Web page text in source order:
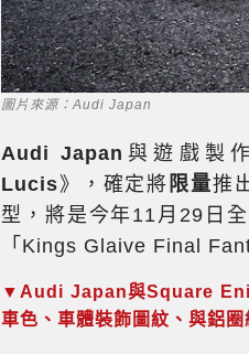
圖片來源：Audi Japan
Audi Japan 與遊戲製
Lucis》，確定將 限量推
型，將是今年11月29日
「Kings Glaive Final
▼Audi Japan與Square
車色、車體裝飾圖紋、與鋁